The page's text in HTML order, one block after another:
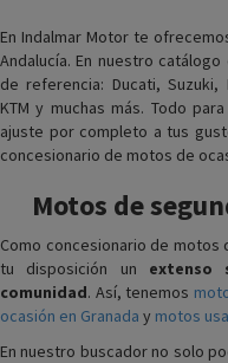
En Indalmar Motor te
Andalucía. En nuestro
de referencia: Ducati, Suzuki,
KTM y muchas más. Todo
ajuste por completo a tus
concesionario de motos de
Motos de
Como concesionario de motos
tu disposición un extenso
comunidad. Así, tenemos
ocasión en Granada y motos
En nuestro buscador no solo